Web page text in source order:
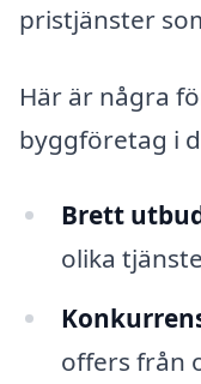
pristjänster
Här är några
byggföretag i
Brett
olika
offers från